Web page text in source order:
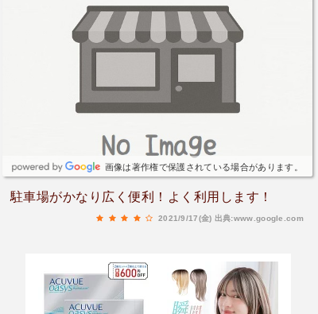
画像は著作権で保護されている場合があります。
駐車場がかなり広く便利！よく利用します！
2021/9/17(金) 出典:www.google.com